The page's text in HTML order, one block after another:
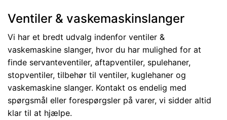
Ventiler & vaskemaskinslanger
Vi har et bredt udvalg indenfor ventiler &
vaskemaskine slanger, hvor du har mulighed for at
finde servanteventiler, aftapventiler, spulehaner,
stopventiler, tilbehør til ventiler, kuglehaner og
vaskemaskine slanger. Kontakt os endelig med
spørgsmål eller forespørgsler på varer, vi sidder altid
klar til at hjælpe.